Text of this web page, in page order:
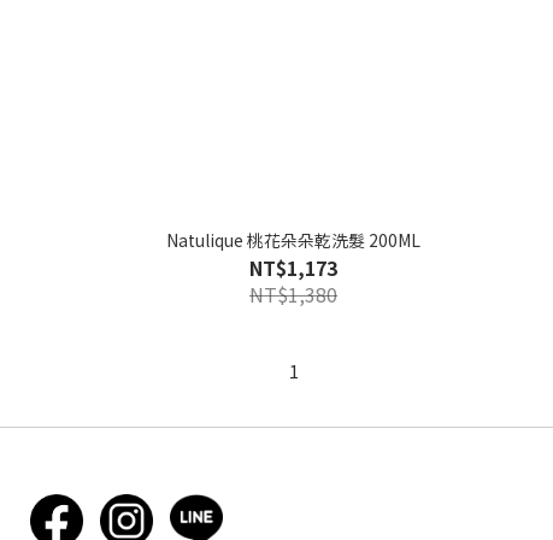
Natulique 桃花朵朵乾洗髮 200ML
NT$1,173
NT$1,380
1